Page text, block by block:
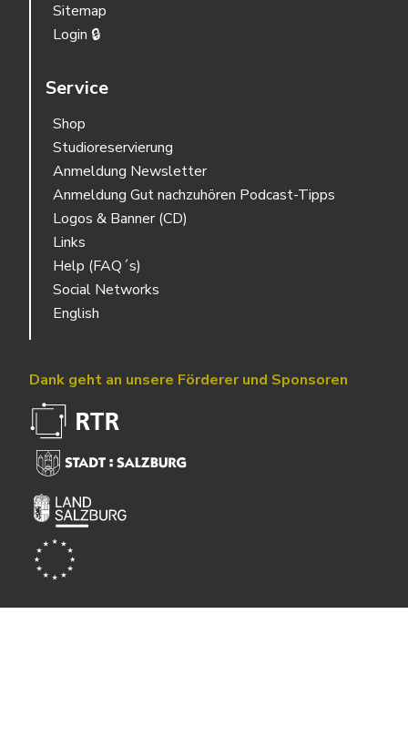
Sitemap
Login 🔒
Service
Shop
Studioreservierung
Anmeldung Newsletter
Anmeldung Gut nachzuhören Podcast-Tipps
Logos & Banner (CD)
Links
Help (FAQ´s)
Social Networks
English
Dank geht an unsere Förderer und Sponsoren